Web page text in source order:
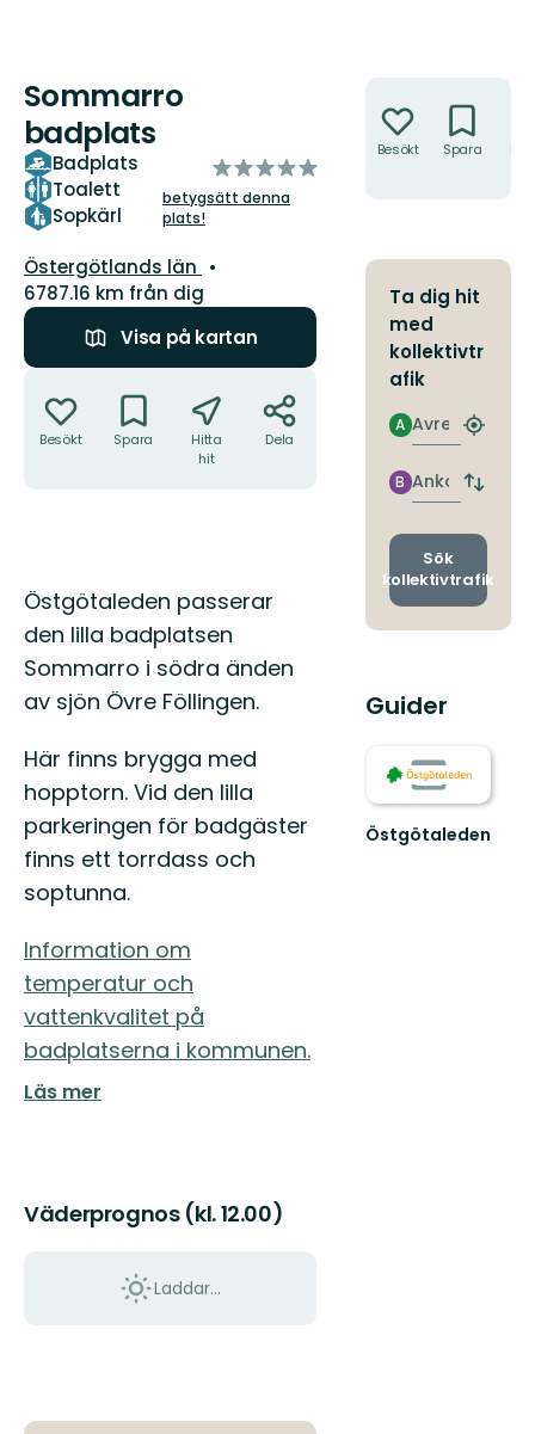
Sommarro
badplats
Badplats
Toalett
Sopkärl
av
5
betygsätt denna
plats!
Län:
Östergötlands län
6787.16 km från dig
Visa på kartan
Besökt Spara
Hitta
hit
Dela
Beskrivning
Östgötaleden passerar
den lilla badplatsen
Sommarro i södra änden
av sjön Övre Föllingen.
Här finns brygga med
hopptorn. Vid den lilla
parkeringen för badgäster
finns ett torrdass och
soptunna.
Information om
temperatur och
vattenkvalitet på
badplatserna i kommunen.
Läs mer
Väderprognos (kl. 12.00)
Laddar...
Besökt Spara
Ta dig hit
med
kollektivtr
afik
Avresa
A
Hitta
Ankomst
B
Byt
och
Sök
kollektivtrafik
Guider
Östgötaleden